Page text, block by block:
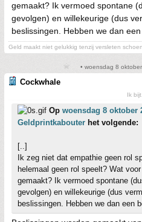
gemaakt? Ik vermoed spontane
gevolgen) en willekeurige (dus
beslissingen. Hebben we dan
Geld maakt niet gelukkig tenzij versleten
• woensdag 8
Cockwhale
Ik bijt.
Op woensdag 8 oktober
Geldprintkabouter het volgende:
[..]
Ik zeg niet dat empathie geen rol
helemaal geen rol speelt? Wat
gemaakt? Ik vermoed spontane
gevolgen) en willekeurige (dus
beslissingen. Hebben we dan een